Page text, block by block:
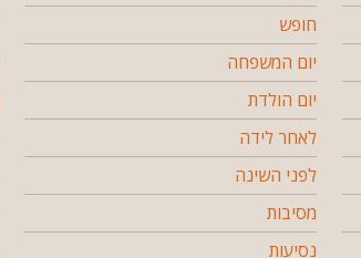
חופש
יום המשפחה
יום הולדת
לאחר לידה
לפני השינה
מסיבות
נסיעות